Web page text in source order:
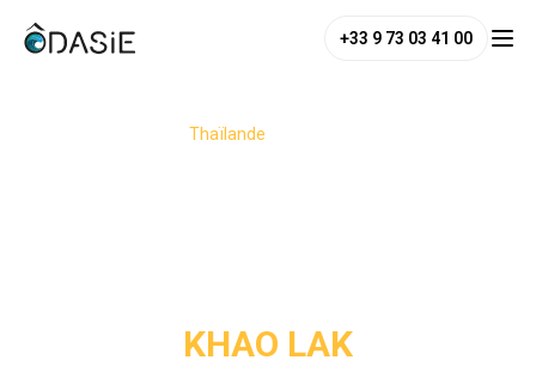
+33 9 73 03 41 00
Thaïlande
KHAO LAK